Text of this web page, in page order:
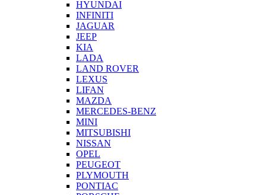
HYUNDAI
INFINITI
JAGUAR
JEEP
KIA
LADA
LAND ROVER
LEXUS
LIFAN
MAZDA
MERCEDES-BENZ
MINI
MITSUBISHI
NISSAN
OPEL
PEUGEOT
PLYMOUTH
PONTIAC